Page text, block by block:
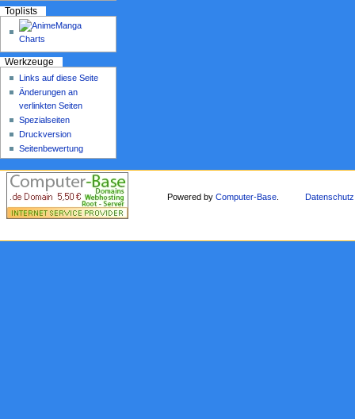
Toplists
Werkzeuge
Links auf diese Seite
Änderungen an
verlinkten Seiten
Spezialseiten
Druckversion
Seitenbewertung
Powered byComputer-Base Datenschutz